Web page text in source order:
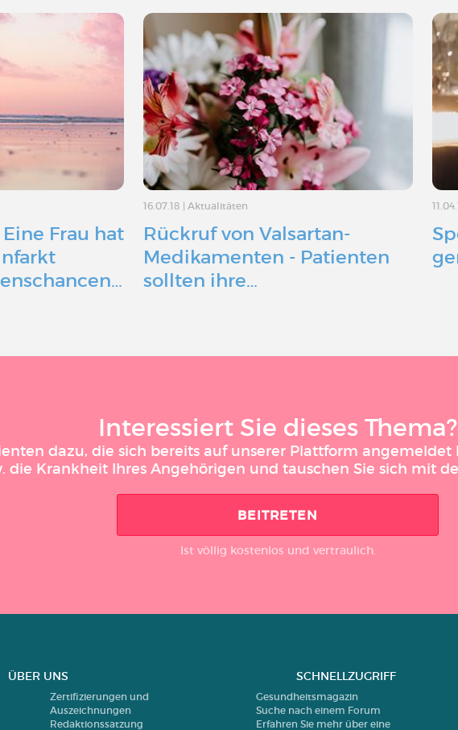
Frau hat
16.07.18 |Aktualitäten
Rückruf von Valsartan-
Medikamenten - Patienten
sollten ihre…
Interessiert Sie dieses Thema?
dazu, die sich bereits auf unserer Plattform
die Krankheit Ihres Angehörigen und tauschen Sie sich mit
BEITRETEN
Ist völlig kostenlos und vertraulich.
ÜBER UNS
Zertifizierungen und
Auszeichnungen
Redaktionssatzung
SCHNELLZUGRIFF
Gesundheitsmagazin
Suche nach einem Forum
Erfahren Sie mehr über eine